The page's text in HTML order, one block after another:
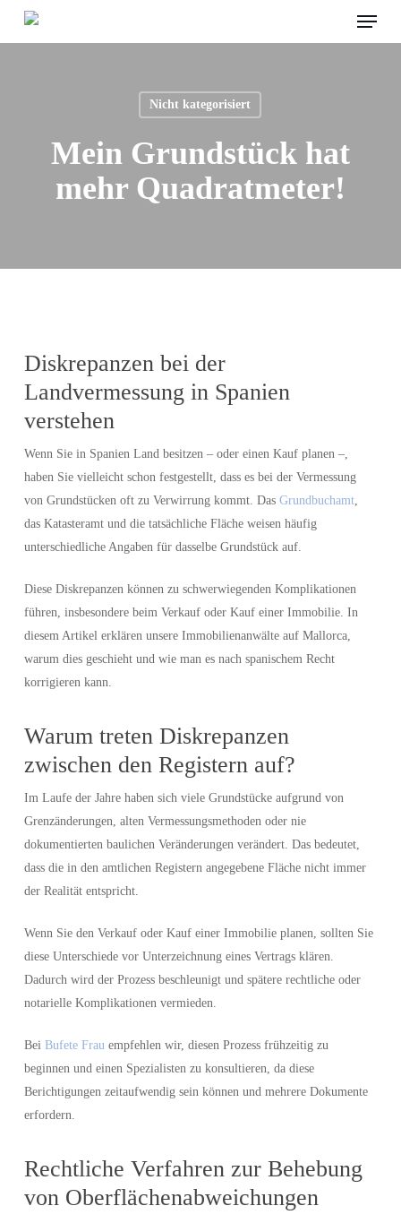
Menu
Nicht kategorisiert
Mein Grundstück hat
mehr Quadratmeter!
Diskrepanzen bei der
Landvermessung in Spanien
verstehen
Wenn Sie in Spanien Land besitzen – oder einen Kauf planen –,
haben Sie vielleicht schon festgestellt, dass es bei der Vermessung
von Grundstücken oft zu Verwirrung kommt. Das Grundbuchamt,
das Katasteramt und die tatsächliche Fläche weisen häufig
unterschiedliche Angaben für dasselbe Grundstück auf.
Diese Diskrepanzen können zu schwerwiegenden Komplikationen
führen, insbesondere beim Verkauf oder Kauf einer Immobilie. In
diesem Artikel erklären unsere Immobilienanwälte auf Mallorca,
warum dies geschieht und wie man es nach spanischem Recht
korrigieren kann.
Warum treten Diskrepanzen
zwischen den Registern auf?
Im Laufe der Jahre haben sich viele Grundstücke aufgrund von
Grenzänderungen, alten Vermessungsmethoden oder nie
dokumentierten baulichen Veränderungen verändert. Das bedeutet,
dass die in den amtlichen Registern angegebene Fläche nicht immer
der Realität entspricht.
Wenn Sie den Verkauf oder Kauf einer Immobilie planen, sollten Sie
diese Unterschiede vor Unterzeichnung eines Vertrags klären.
Dadurch wird der Prozess beschleunigt und spätere rechtliche oder
notarielle Komplikationen vermieden.
Bei Bufete Frauempfehlen wir, diesen Prozess frühzeitig zu
beginnen und einen Spezialisten zu konsultieren, da diese
Berichtigungen zeitaufwendig sein können und mehrere Dokumente
erfordern.
Rechtliche Verfahren zur Behebung
von Oberflächenabweichungen